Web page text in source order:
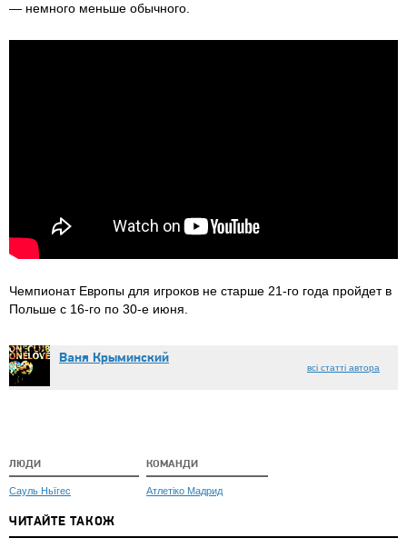
— немного меньше обычного.
Чемпионат Европы для игроков не старше 21-го года пройдет в
Польше с 16-го по 30-е июня.
Ваня Крыминский
всі статті автора
ЛЮДИ
Сауль Ньїгес
КОМАНДИ
Атлетіко Мадрид
ЧИТАЙТЕ ТАКОЖ